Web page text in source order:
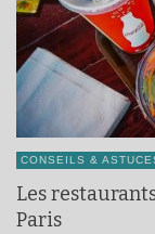
CONSEILS &
Les
Paris